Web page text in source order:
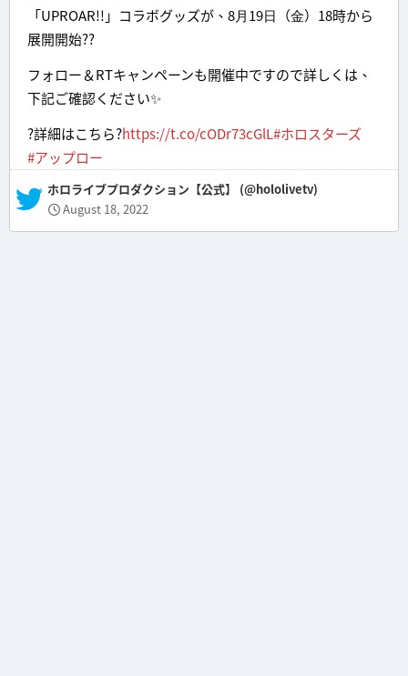
「UPROAR!!」コラボグッズが、8⽉19⽇（⾦）18時から
展開開始??
フォロー＆RTキャンペーンも開催中ですので詳しくは、
下記ご確認ください✨
?詳細はこちら?https://t.co/cODr73cGlL#ホロスターズ
#アップロー
— ホロライブプロダクション【公式】 (@hololivetv)
August 18, 2022